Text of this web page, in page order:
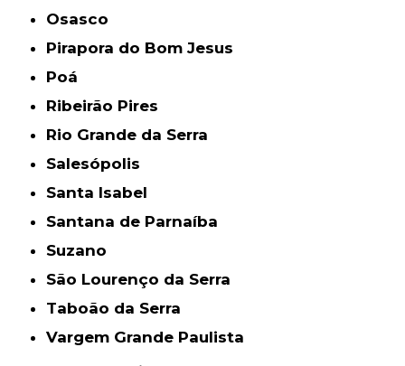
Osasco
Pirapora do Bom Jesus
Poá
Ribeirão Pires
Rio Grande da Serra
Salesópolis
Santa Isabel
Santana de Parnaíba
Suzano
São Lourenço da Serra
Taboão da Serra
Vargem Grande Paulista